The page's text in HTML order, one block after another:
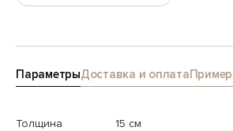
ПараметрыДоставка и оплата
Толщина
15 см